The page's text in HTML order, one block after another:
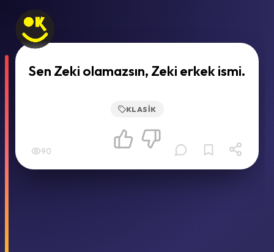
Sen Zeki olamazsın, Zeki erkek ismi.
KLASIK
90